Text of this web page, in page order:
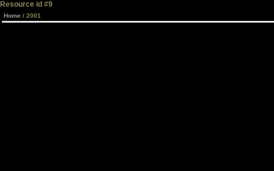
Resource id #9
Home / 2001